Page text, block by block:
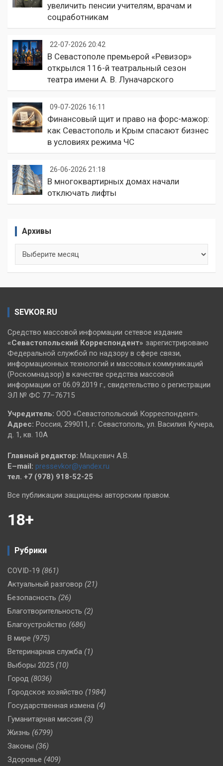
увеличить пенсии учителям, врачам и
соцработникам
22-07-2026 20:42
В Севастополе премьерой «Ревизор»
открылся 116-й театральный сезон
театра имени А. В. Луначарского
09-07-2026 16:11
Финансовый щит и право на форс-мажор:
как Севастополь и Крым спасают бизнес
в условиях режима ЧС
26-06-2026 21:18
В многоквартирных домах начали
отключать лифты
Архивы
SEVKOR.RU
Средство массовой информации сетевое издание
«Севастопольский Корреспондент» зарегистрировано
Федеральной службой по надзору в сфере связи,
информационных технологий и массовых коммуникаций
(Роскомнадзор) в качестве средства массовой
информации от 06.09.2019 г., свидетельство о регистрации
ЭЛ № ФС 77–76715
Учредитель: ООО «Севастопольский Корреспондент».
Адрес: Россия, 299011, г. Севастополь, ул. Василия Кучера,
д. 1, кв. 10А
Главный редактор: Мацкевич А.В.
E–mail: pressevkor@yandex.ru
тел. +7 (978) 918-52-25
Все публикации защищены авторским правом.
18+
Рубрики
COVID-19 (861)
Актуальный разговор (21)
Безопасность (26)
Благотворительность (2)
Благоустройство (686)
В мире (975)
Ветеринарная служба (1)
Выборы 2025 (10)
Город (8036)
Городское хозяйство (1984)
Государственная измена (4)
Гуманитарная миссия (3)
Жизнь (6799)
Законы (36)
Здоровье (409)